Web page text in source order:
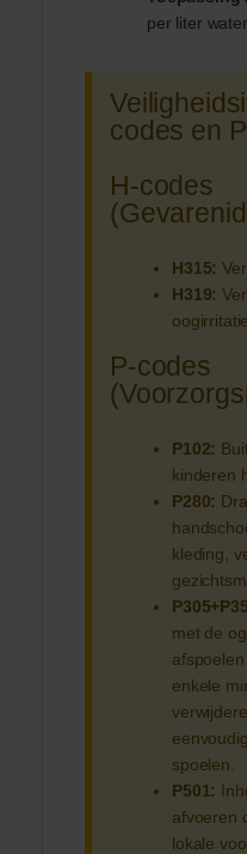
per liter water.
codes en
H-codes
H315:
H319:
oogirritatie.
P-codes
P102:
kinderen
P280:
kleding,
met de
enkele
spoelen.
P501:
afvoeren
lokale